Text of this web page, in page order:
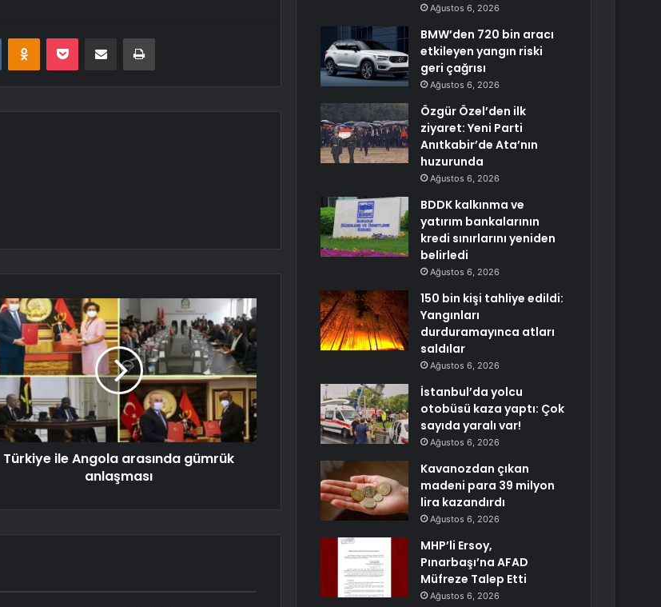
VKontakteOdnoklassniki
Pocket E-Posta ile paylaş Yazdır
Türkiye ile Angola arasında gümrük
anlaşması
Ağustos 6, 2026
BMW’den 720 bin aracı
etkileyen yangın riski
geri çağrısı
Ağustos 6, 2026
Özgür Özel’den ilk
ziyaret: Yeni Parti
Anıtkabir’de Ata’nın
huzurunda
Ağustos 6, 2026
BDDK kalkınma ve
yatırım bankalarının
kredi sınırlarını yeniden
belirledi
Ağustos 6, 2026
150 bin kişi tahliye edildi:
Yangınları
durduramayınca atları
saldılar
Ağustos 6, 2026
İstanbul’da yolcu
otobüsü kaza yaptı: Çok
sayıda yaralı var!
Ağustos 6, 2026
Kavanozdan çıkan
madeni para 39 milyon
lira kazandırdı
Ağustos 6, 2026
MHP’li Ersoy,
Pınarbaşı’na AFAD
Müfreze Talep Etti
Ağustos 6, 2026